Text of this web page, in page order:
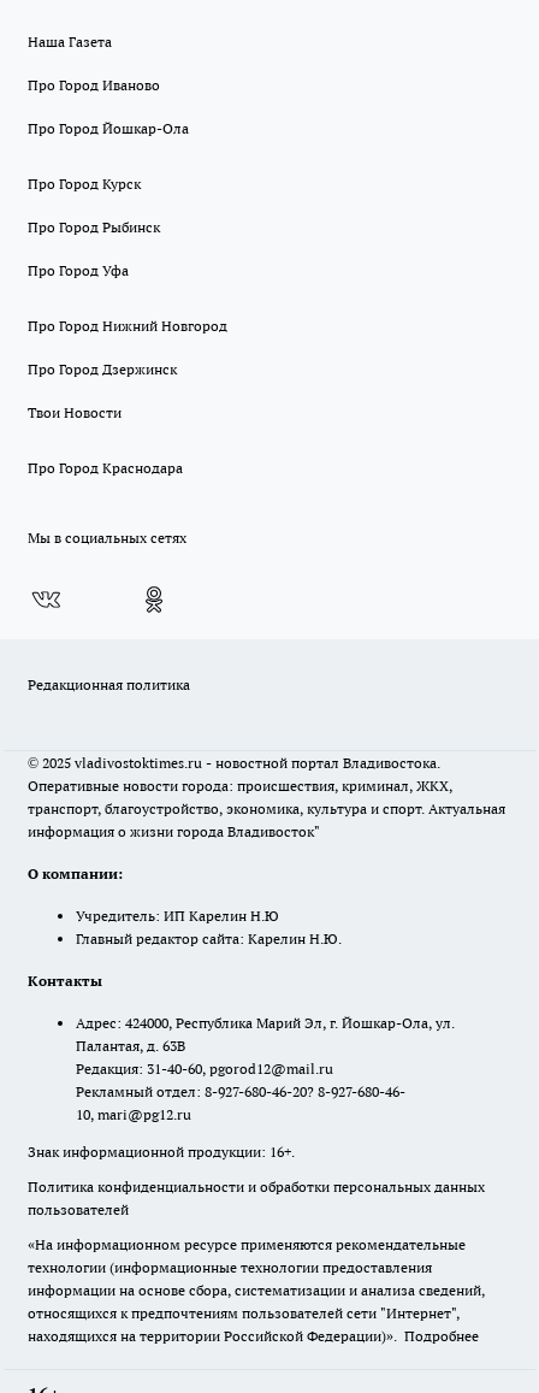
Наша Газета
Про Город Иваново
Про Город Йошкар-Ола
Про Город Курск
Про Город Рыбинск
Про Город Уфа
Про Город Нижний Новгород
Про Город Дзержинск
Твои Новости
Про Город Краснодара
Мы в социальных сетях
Редакционная политика
© 2025 vladivostoktimes.ru - новостной портал Владивостока.
Оперативные новости города: происшествия, криминал, ЖКХ,
транспорт, благоустройство, экономика, культура и спорт. Актуальная
информация о жизни города Владивосток"
О компании:
Учредитель: ИП Карелин Н.Ю
Главный редактор сайта: Карелин Н.Ю.
Контакты
Адрес: 424000, Республика Марий Эл, г. Йошкар-Ола, ул.
Палантая, д. 63В
Редакция: 31-40-60, pgorod12@mail.ru
Рекламный отдел: 8-927-680-46-20? 8-927-680-46-
10, mari@pg12.ru
Знак информационной продукции: 16+.
Политика конфиденциальности и обработки персональных данных
пользователей
«На информационном ресурсе применяются рекомендательные
технологии (информационные технологии предоставления
информации на основе сбора, систематизации и анализа сведений,
относящихся к предпочтениям пользователей сети "Интернет",
находящихся на территории Российской Федерации)». Подробнее